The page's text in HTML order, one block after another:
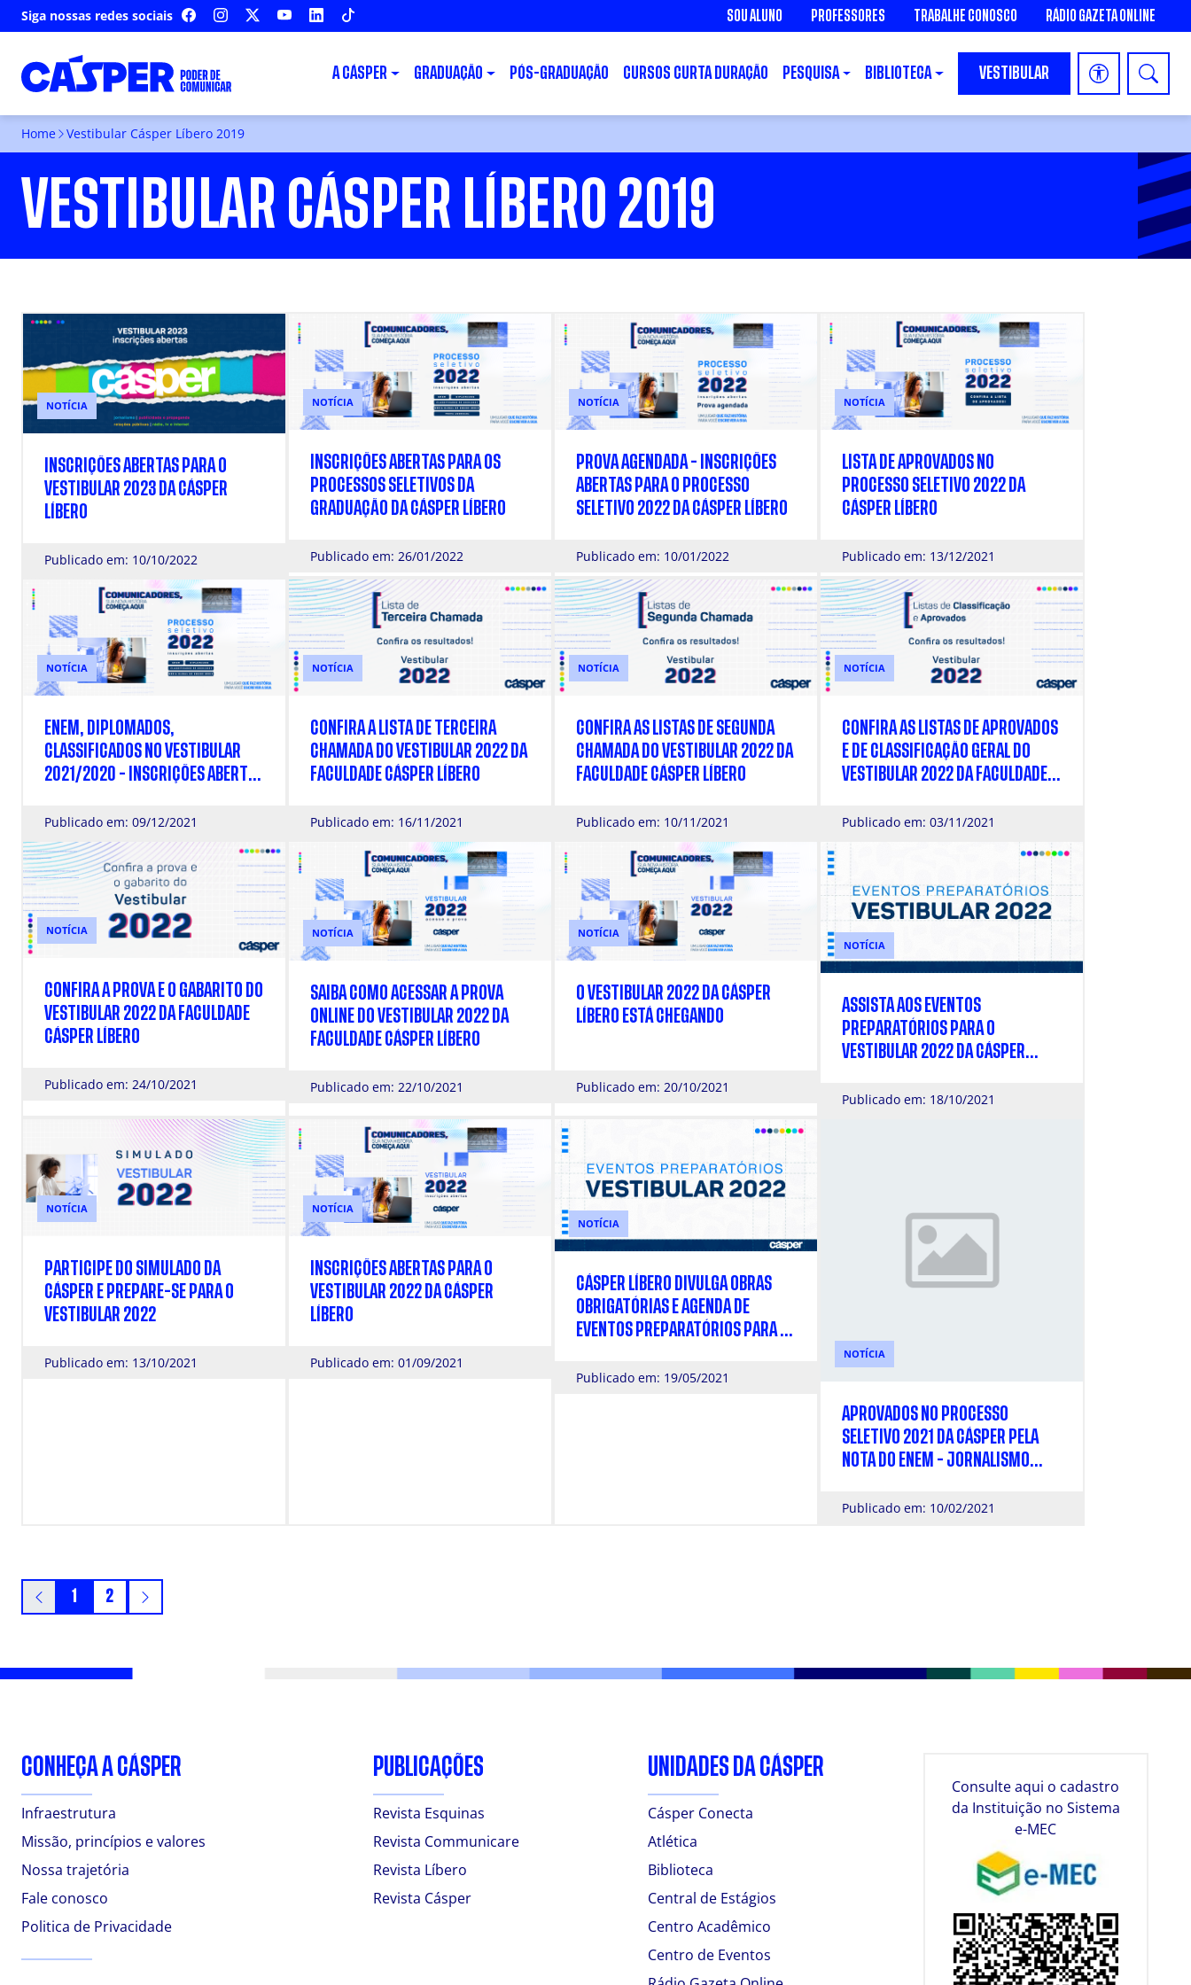
Siga nossas redes sociais FACEBOOKINSTAGRAM YOUTUBELINKEDIN SOU ALUNO PROFESSORES TRABALHE CONOSCO RÁDIO GAZETA ONLINE
A CÁSPER GRADUAÇÃO PÓS-GRADUAÇÃO CURSOS CURTA DURAÇÃO PESQUISA BIBLIOTECA VESTIBULAR
Home Vestibular Cásper Líbero 2019
VESTIBULAR CÁSPER LÍBERO 2019
NOTÍCIA
INSCRIÇÕES ABERTAS PARA O
VESTIBULAR 2023 DA CÁSPER
LÍBERO
Publicado em: 10/10/2022
NOTÍCIA
INSCRIÇÕES ABERTAS PARA OS
PROCESSOS SELETIVOS DA
GRADUAÇÃO DA CÁSPER LÍBERO
Publicado em: 26/01/2022
NOTÍCIA
PROVA AGENDADA - INSCRIÇÕES
ABERTAS PARA O PROCESSO
SELETIVO 2022 DA CÁSPER LÍBERO
Publicado em: 10/01/2022
NOTÍCIA
LISTA DE APROVADOS NO
PROCESSO SELETIVO 2022 DA
CÁSPER LÍBERO
Publicado em: 13/12/2021
NOTÍCIA
ENEM, DIPLOMADOS,
CLASSIFICADOS NO VESTIBULAR
2021/2020 - INSCRIÇÕES ABERTAS
DA CÁSPER LÍBERO
Publicado em: 09/12/2021
NOTÍCIA
CONFIRA A LISTA DE TERCEIRA
CHAMADA DO VESTIBULAR 2022 DA
FACULDADE CÁSPER LÍBERO
Publicado em: 16/11/2021
NOTÍCIA
CONFIRA AS LISTAS DE SEGUNDA
CHAMADA DO VESTIBULAR 2022 DA
FACULDADE CÁSPER LÍBERO
Publicado em: 10/11/2021
NOTÍCIA
CONFIRA AS LISTAS DE APROVADOS
E DE CLASSIFICAÇÃO GERAL DO
VESTIBULAR 2022 DA FACULDADE
Publicado em: 03/11/2021
NOTÍCIA
CONFIRA A PROVA E O GABARITO DO
VESTIBULAR 2022 DA FACULDADE
CÁSPER LÍBERO
Publicado em: 24/10/2021
NOTÍCIA
SAIBA COMO ACESSAR A PROVA
ONLINE DO VESTIBULAR 2022 DA
FACULDADE CÁSPER LÍBERO
Publicado em: 22/10/2021
NOTÍCIA
O VESTIBULAR 2022 DA CÁSPER
LÍBERO ESTÁ CHEGANDO
Publicado em: 20/10/2021
NOTÍCIA
ASSISTA AOS EVENTOS
PREPARATÓRIOS PARA O
VESTIBULAR 2022 DA CÁSPER
Publicado em: 18/10/2021
NOTÍCIA
PARTICIPE DO SIMULADO DA
CÁSPER E PREPARE-SE PARA O
VESTIBULAR 2022
Publicado em: 13/10/2021
NOTÍCIA
INSCRIÇÕES ABERTAS PARA O
VESTIBULAR 2022 DA CÁSPER
LÍBERO
Publicado em: 01/09/2021
NOTÍCIA
CÁSPER LÍBERO DIVULGA OBRAS
OBRIGATÓRIAS E AGENDA DE
EVENTOS PREPARATÓRIOS PARA O
Publicado em: 19/05/2021
NOTÍCIA
APROVADOS NO PROCESSO
SELETIVO 2021 DA CÁSPER PELA
NOTA DO ENEM - JORNALISMO
Publicado em: 10/02/2021
1 2
CONHEÇA A CÁSPER
Infraestrutura
Missão, princípios e valores
Nossa trajetória
Fale conosco
Politica de Privacidade
PUBLICAÇÕES
Revista Esquinas
Revista Communicare
Revista Líbero
Revista Cásper
UNIDADES DA CÁSPER
Cásper Conecta
Atlética
Biblioteca
Central de Estágios
Centro Acadêmico
Centro de Eventos
Consulte aqui o cadastro
da Instituição no Sistema
e-MEC